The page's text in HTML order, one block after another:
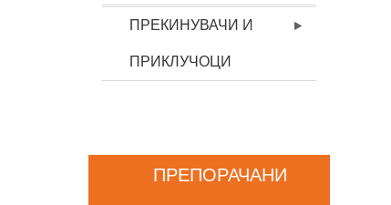
ПРЕКИНУВАЧИ И
ПРИКЛУЧОЦИ
ПРЕПОРАЧАНИ